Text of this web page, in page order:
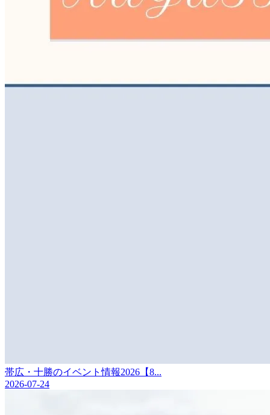
帯広・十勝のイベント情報2026【8...
2026-07-24